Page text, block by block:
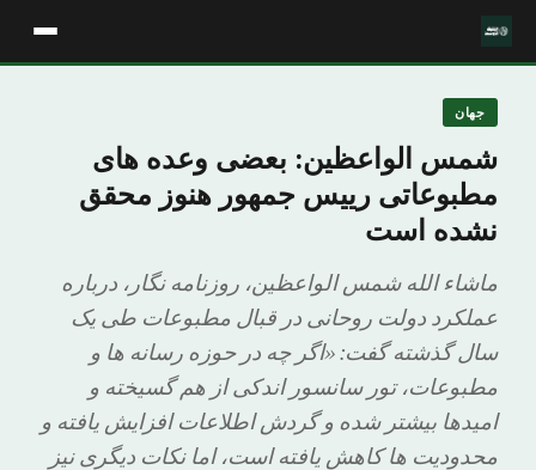
جهان
شمس الواعظین: بعضی وعده های
مطبوعاتی رییس جمهور هنوز محقق
نشده است
ماشاء الله شمس الواعظین، روزنامه نگار، درباره
عملکرد دولت روحانی در قبال مطبوعات طی یک
سال گذشته گفت: «اگر چه در حوزه رسانه ها و
مطبوعات، تور سانسور اندکی از هم گسیخته و
امیدها بیشتر شده و گردش اطلاعات افزایش یافته و
محدودیت ها کاهش یافته است، اما نکات دیگری نیز